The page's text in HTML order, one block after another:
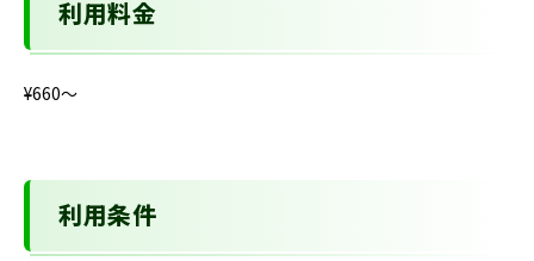
利用料金
¥660〜
利用条件